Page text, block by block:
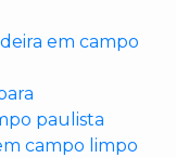
em campo
paulista
campo limpo